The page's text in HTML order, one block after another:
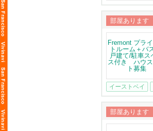
部屋あります
イーストベイ
部屋あります